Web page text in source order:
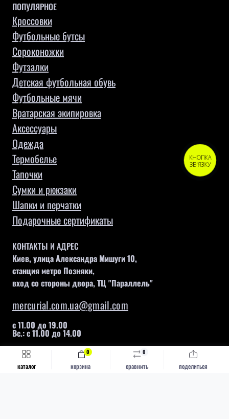
каталог сравнить
0
поделиться
корзина
0
Быстрый заказ
ПОПУЛЯРНОЕ
Кроссовки
Футбольные бутсы
Сороконожки
Футзалки
Детская футбольная обувь
Футбольные мячи
Вратарская экипировка
Аксессуары
Одежда
Термобелье
Тапочки
Сумки и рюкзаки
Шапки и перчатки
Подарочные сертификаты
КОНТАКТЫ И АДРЕС
Киев, улица Александра Мишуги 10,
станция метро Позняки,
вход со стороны двора, ТЦ "Параллель"
mercurial.com.ua@gmail.com
с 11.00 до 19.00
Вс.: с 11.00 до 14.00
КНОПКА
ЗВ'ЯЗКУ